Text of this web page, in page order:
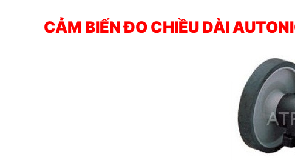
CẢM BIẾN ĐO CHIỀU DÀI